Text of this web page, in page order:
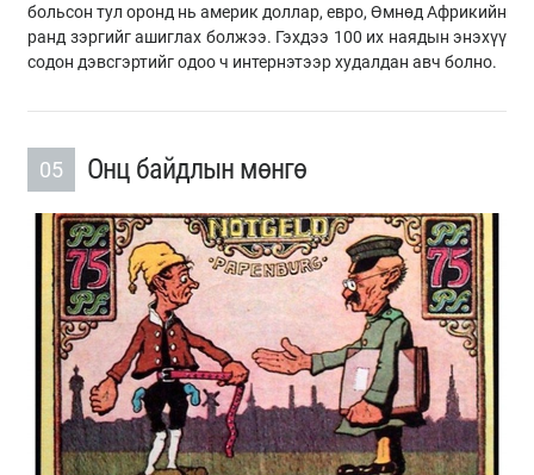
больсон тул оронд нь америк доллар, евро, Өмнөд Африкийн
ранд зэргийг ашиглах болжээ. Гэхдээ 100 их наядын энэхүү
содон дэвсгэртийг одоо ч интернэтээр худалдан авч болно.
05 Онц байдлын мөнгө